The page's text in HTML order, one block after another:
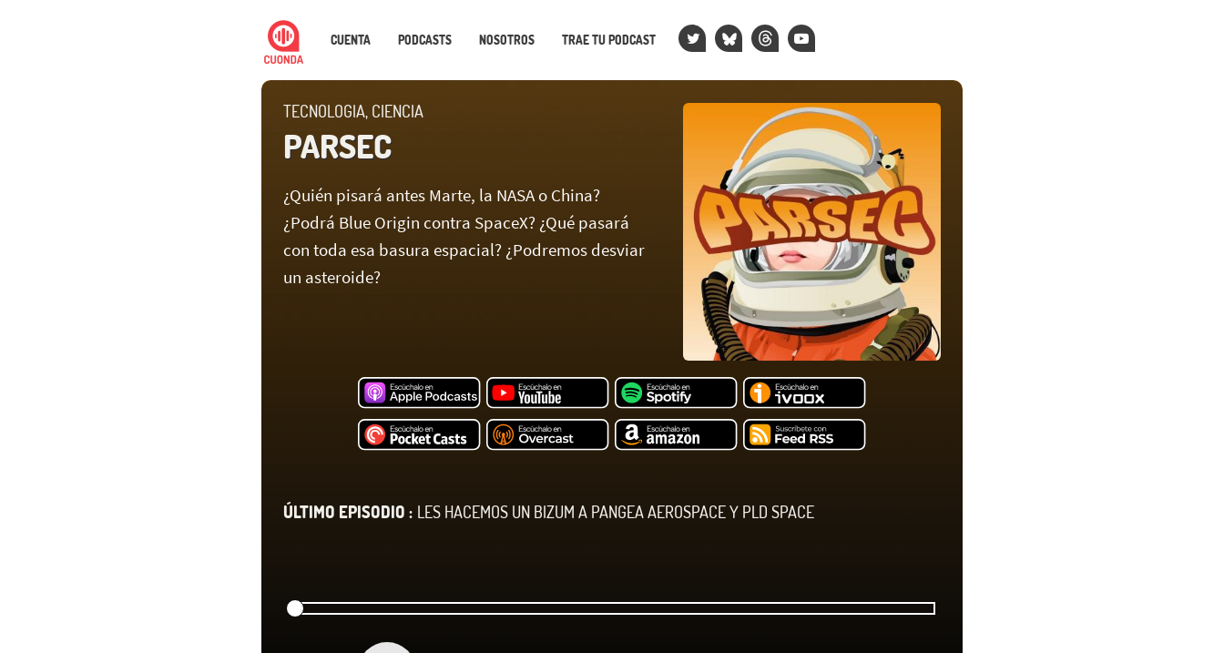
CUENTA PODCASTS NOSOTROS TRAE TU PODCAST
TECNOLOGIA, CIENCIA
PARSEC
¿Quién pisará antes Marte, la NASA o China?
¿Podrá Blue Origin contra SpaceX? ¿Qué pasará
con toda esa basura espacial? ¿Podremos desviar
un asteroide?
ÚLTIMO EPISODIO : LES HACEMOS UN BIZUM A PANGEA AEROSPACE Y PLD SPACE